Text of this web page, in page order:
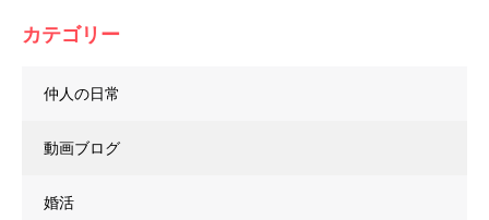
カテゴリー
仲人の日常
動画ブログ
婚活